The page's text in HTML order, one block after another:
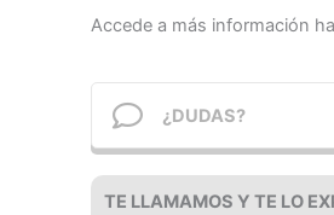
Accede a más información
¿DUDAS?
TE LLAMAMOS Y TE LO